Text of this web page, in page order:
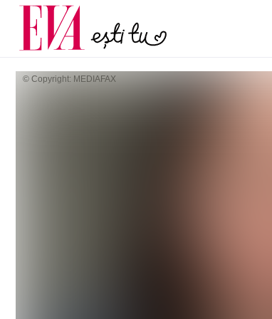
© Copyright: MEDIAFAX
Carieră
Actualitate